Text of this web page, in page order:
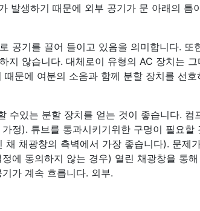
발생하기 때문에 외부 공기가 문 아래의 틈
공기를 끌어 들이고 있음을 의미합니다. 또
지 않습니다. 대체로이 유형의 AC 장치는
문에 여분의 소음과 함께 분할 장치를 선호
수있는 분할 장치를 얻는 것이 좋습니다. 컴
정). 튜브를 통과시키기위한 구멍이 필요할
채광창의 측벽에서 가장 좋습니다). 문제
에 동의하지 않는 경우) 열린 채광창을 통
가 계속 흐릅니다. 외부.